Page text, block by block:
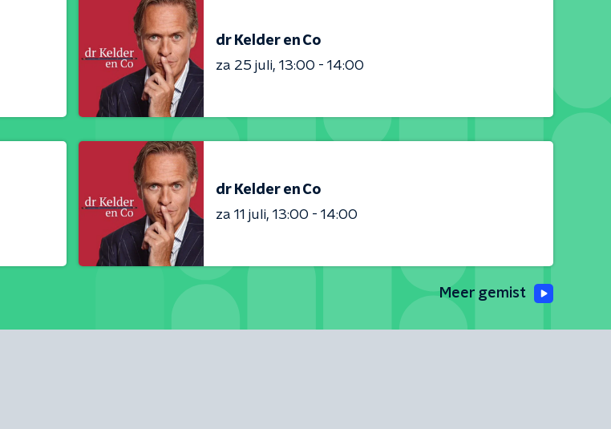
dr Kelder en Co
za 25 juli 13:00 - 14:00
dr Kelder en Co
za 11 juli 13:00 - 14:00
Meer gemist